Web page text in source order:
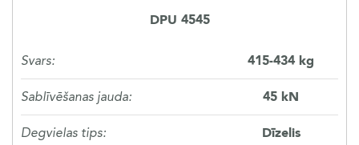
DPU 4545
Svars: 415-434 kg
Sablīvēšanas jauda: 45 kN
Degvielas tips: Dīzelis